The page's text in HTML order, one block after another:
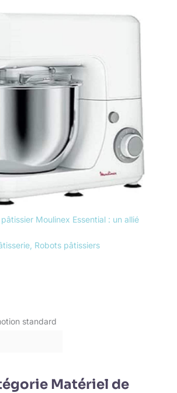
Moulinex Essential : un allié
Robots pâtissiers
Matériel de